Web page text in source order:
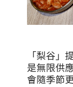
「梨谷」
是無限供
會隨季節